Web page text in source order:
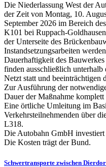
Die Niederlassung West der
der Zeit von Montag, 10.
September 2026 im Bereich
K101 bei Ruppach-
der Unterseite des
Instandsetzungsarbeiten
Dauerhaftigkeit des
finden ausschließlich
Netzt statt und beeinträchtigen
Zur Ausführung der
Dauer der Maßnahme komplett
Eine örtliche Umleitung im
Verkehrsteilnehmenden über
L318.
Die Autobahn GmbH
Die Kosten trägt der Bund.
Schwertransporte zwischen